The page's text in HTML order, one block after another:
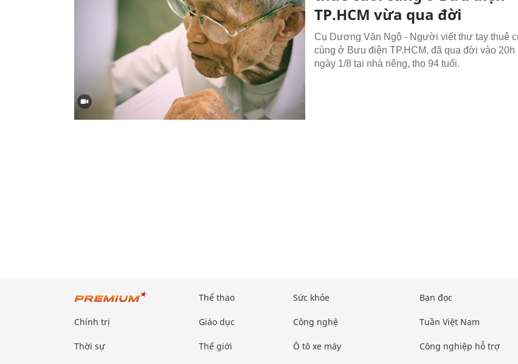
TP.HCM vừa qua đời
Cụ Dương Văn Ngộ - Người viết thư tay thuê
cùng ở Bưu điện TP.HCM, đã qua đời vào 20h
ngày 1/8 tại nhà riêng, thọ 94 tuổi.
Chính trị
Thời sự
Thể thao
Giáo dục
Thế giới
Sức khỏe
Công nghệ
Ô tô xe máy
Bạn đọc
Tuần Việt Nam
Công nghiệp hỗ trợ